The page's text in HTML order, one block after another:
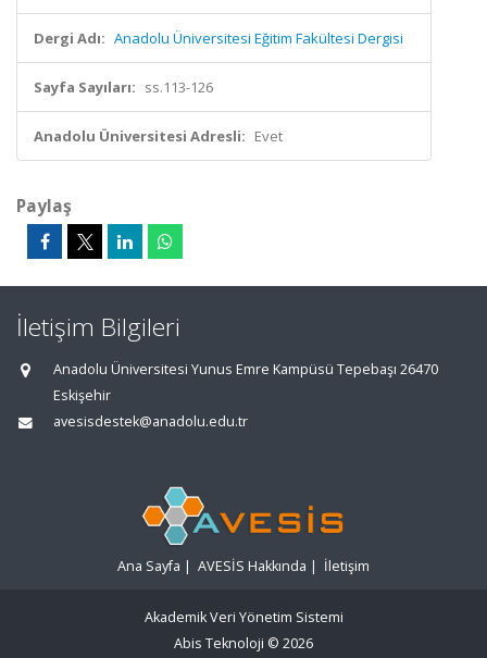
Dergi Adı: Anadolu Üniversitesi Eğitim Fakültesi Dergisi
Sayfa Sayıları: ss.113-126
Anadolu Üniversitesi Adresli: Evet
Paylaş
İletişim Bilgileri
Anadolu Üniversitesi Yunus Emre Kampüsü Tepebaşı 26470
Eskişehir
avesisdestek@anadolu.edu.tr
Ana Sayfa | AVESİS Hakkında | İletişim
Akademik Veri Yönetim Sistemi
Abis Teknoloji © 2026